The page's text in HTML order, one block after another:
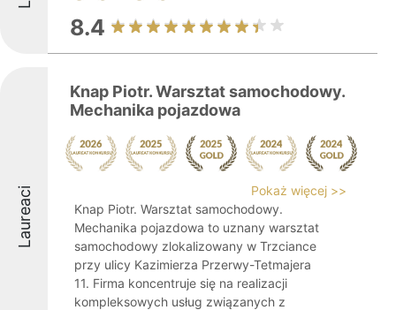
8.4
Laureaci
Knap Piotr. Warsztat samochodowy.
Mechanika pojazdowa
Pokaż więcej >>
Knap Piotr. Warsztat samochodowy.
Mechanika pojazdowa to uznany warsztat
samochodowy zlokalizowany w Trzciance
przy ulicy Kazimierza Przerwy-Tetmajera
11. Firma koncentruje się na realizacji
kompleksowych usług związanych z